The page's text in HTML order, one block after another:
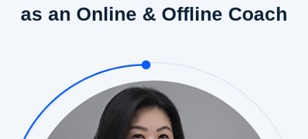
as an Online & Offline Coach